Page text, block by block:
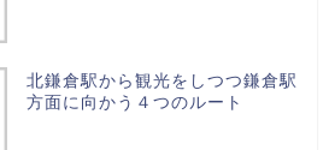
北鎌倉駅から観光をしつつ鎌倉駅
方面に向かう４つのルート